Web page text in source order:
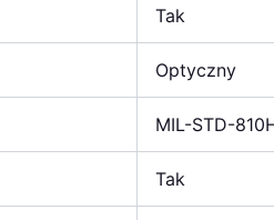
Tak
Optyczny
MIL-STD-
Tak